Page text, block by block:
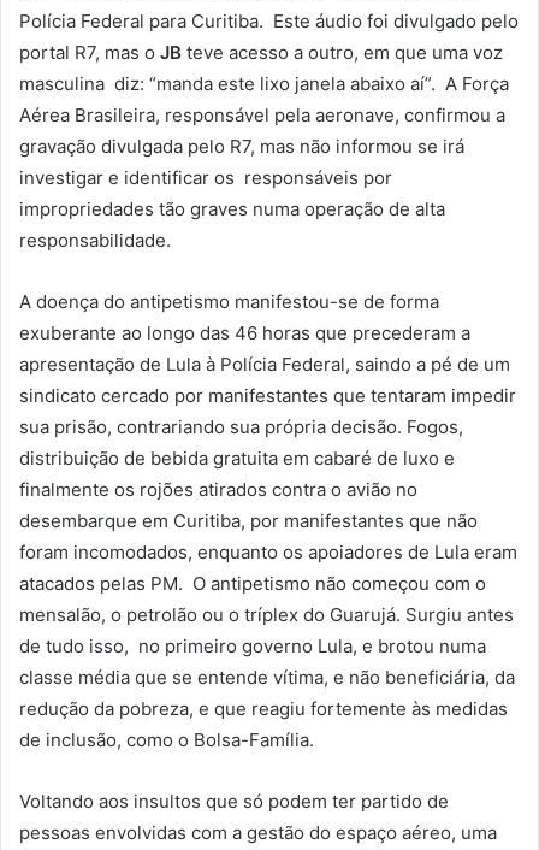
Polícia Federal para Curitiba. Este áudio foi divulgado pelo
portal R7, mas o JB teve acesso a outro, em que uma voz
masculina diz: “manda este lixo janela abaixo aí”. A Força
Aérea Brasileira, responsável pela aeronave, confirmou a
gravação divulgada pelo R7, mas não informou se irá
investigar e identificar os responsáveis por
impropriedades tão graves numa operação de alta
responsabilidade.
A doença do antipetismo manifestou-se de forma
exuberante ao longo das 46 horas que precederam a
apresentação de Lula à Polícia Federal, saindo a pé de um
sindicato cercado por manifestantes que tentaram impedir
sua prisão, contrariando sua própria decisão. Fogos,
distribuição de bebida gratuita em cabaré de luxo e
finalmente os rojões atirados contra o avião no
desembarque em Curitiba, por manifestantes que não
foram incomodados, enquanto os apoiadores de Lula eram
atacados pelas PM. O antipetismo não começou com o
mensalão, o petrolão ou o tríplex do Guarujá. Surgiu antes
de tudo isso, no primeiro governo Lula, e brotou numa
classe média que se entende vítima, e não beneficiária, da
redução da pobreza, e que reagiu fortemente às medidas
de inclusão, como o Bolsa-Família.
Voltando aos insultos que só podem ter partido de
pessoas envolvidas com a gestão do espaço aéreo, uma